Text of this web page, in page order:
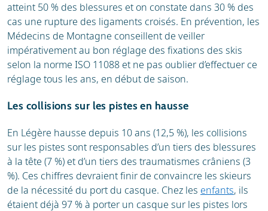
atteint 50 % des blessures et on constate dans 30 % des
cas une rupture des ligaments croisés. En prévention, les
Médecins de Montagne conseillent de veiller
impérativement au bon réglage des fixations des skis
selon la norme ISO 11088 et ne pas oublier d’effectuer ce
réglage tous les ans, en début de saison.
Les collisions sur les pistes en hausse
En Légère hausse depuis 10 ans (12,5 %), les collisions
sur les pistes sont responsables d’un tiers des blessures
à la tête (7 %) et d’un tiers des traumatismes crâniens (3
%). Ces chiffres devraient finir de convaincre les skieurs
de la nécessité du port du casque. Chez les enfants, ils
étaient déjà 97 % à porter un casque sur les pistes lors